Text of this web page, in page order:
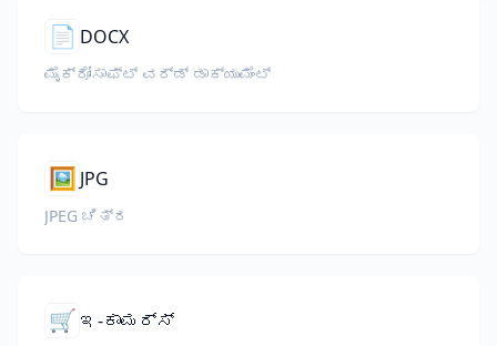
📄 DOCX
ಮೈಕ್ರೋಸಾಫ್ಟ್ ವರ್ಡ್ ಡಾಕ್ಯುಮೆಂಟ್
🖼️ JPG
JPEG ಚಿತ್ರ
🛒 ಇ-ಕಾಮರ್ಸ್